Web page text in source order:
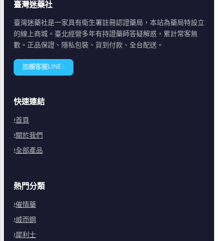
臺灣迷藥社
臺灣迷藥社是一家具有衛生署註冊認證藥局，本站為藥局特設立
的線上商城。臺北經營多年有持證藥師答疑解惑，累計常客無
數。正品保證、隱私包裝、貨到付款、全台配送。
加賴客服LINE ›
快速連結
首頁
關於我們
全部產品
熱門分類
催情藥
威而鋼
犀利士